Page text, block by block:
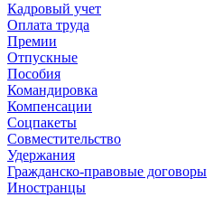
Кадровый учет
Оплата труда
Премии
Отпускные
Пособия
Командировка
Компенсации
Соцпакеты
Совместительство
Удержания
Гражданско-правовые договоры
Иностранцы